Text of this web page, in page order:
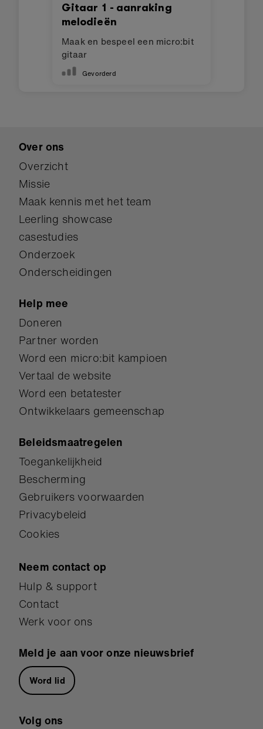
Gitaar 1 - aanraking
melodieën
Maak en bespeel een micro:bit
gitaar
Gevorderd
Over ons
Overzicht
Missie
Maak kennis met het team
Leerling showcase
casestudies
Onderzoek
Onderscheidingen
Help mee
Doneren
Partner worden
Word een micro:bit kampioen
Vertaal de website
Word een betatester
Ontwikkelaars gemeenschap
Beleidsmaatregelen
Toegankelijkheid
Bescherming
Gebruikers voorwaarden
Privacybeleid
Cookies
Neem contact op
Hulp & support
Contact
Werk voor ons
Meld je aan voor onze nieuwsbrief
Word lid
Volg ons